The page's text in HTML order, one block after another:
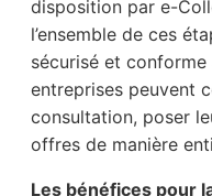
disposition par e-
l’ensemble de ces
sécurisé et
entreprises peuvent
consultation, poser
offres de manière
Les bénéfices pour